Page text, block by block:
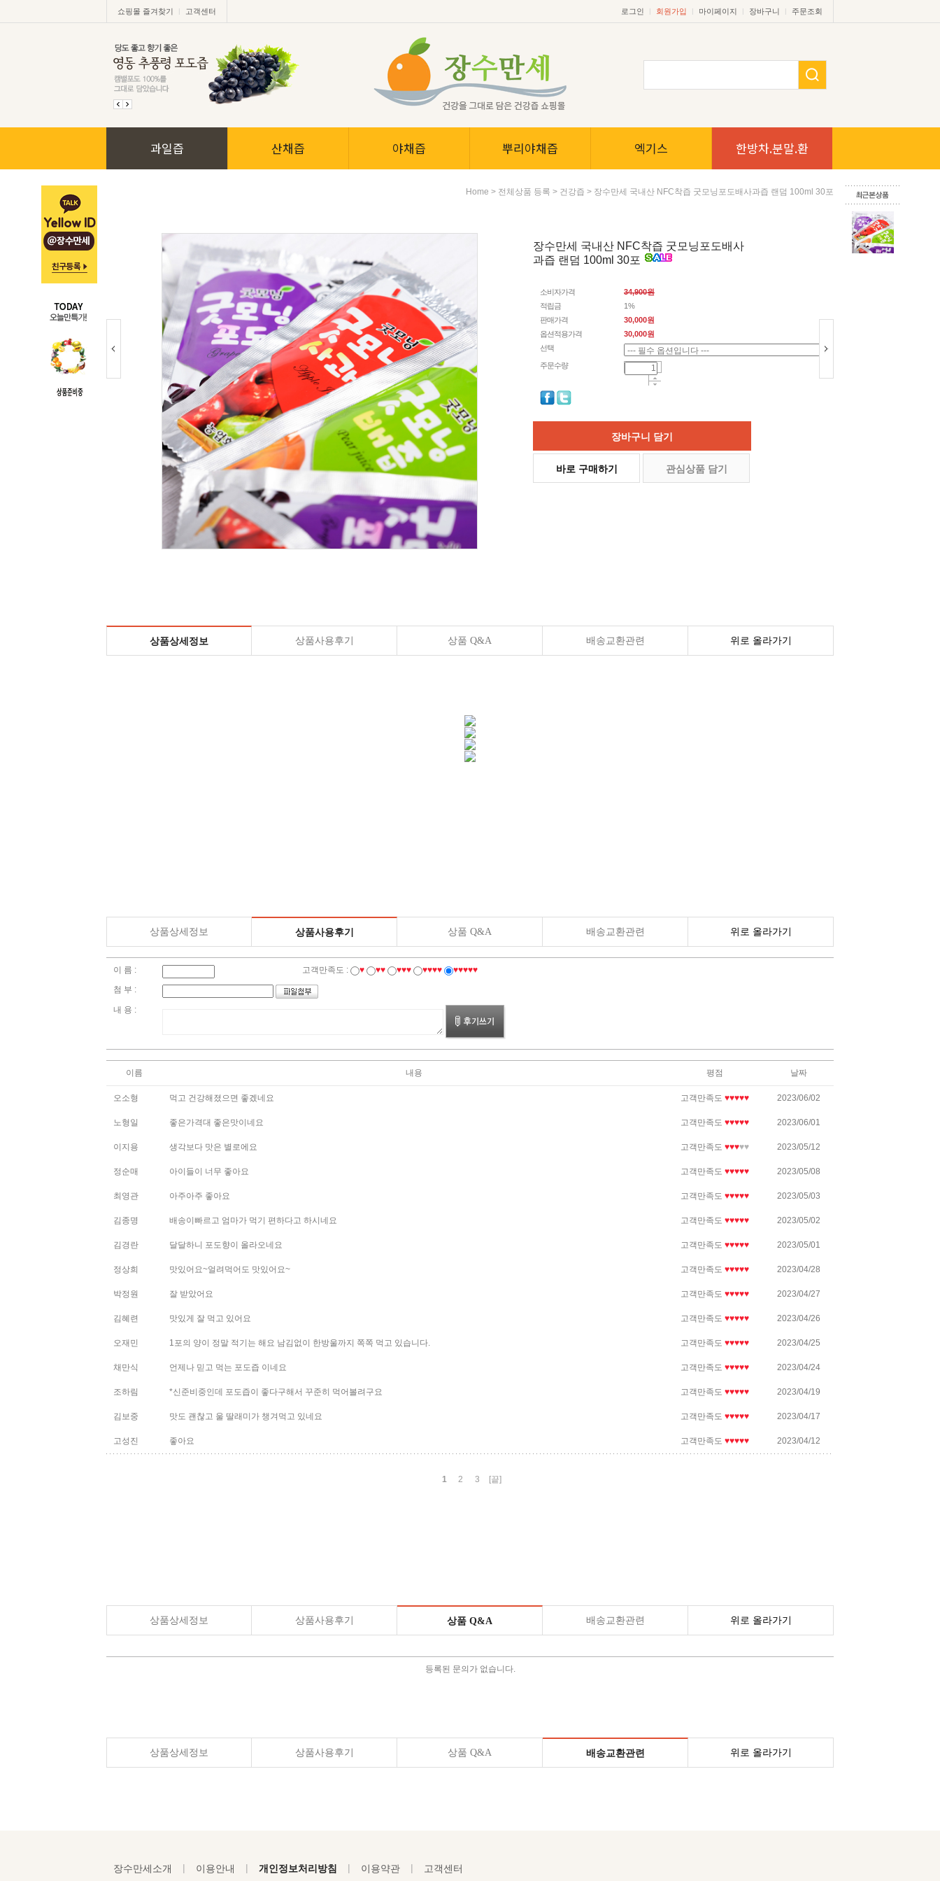
쇼핑몰 즐겨찾기 | 고객센터 로그인 | 회원가입 | 마이페이지 | 장바구니 | 주문조회
과일즙 산채즙 야채즙 뿌리야채즙 엑기스 한방차.분말.환
Home > 전체상품 등록 > 건강즙 > 장수만세 국내산 NFC착즙 굿모닝포도배사과즙 랜덤 100ml 30포
장수만세 국내산 NFC착즙 굿모닝포도배사
과즙 랜덤 100ml 30포
소비자가격
34,900원
적립금
1%
판매가격
30,000원
옵션적용가격
30,000원
선택
주문수량
장바구니 담기
바로 구매하기 관심상품 담기
상품상세정보 상품사용후기 상품 Q&A 배송교환관련 위로 올라가기
상품상세정보 상품사용후기 상품 Q&A 배송교환관련 위로 올라가기
이 름 : 고객만족도 : ♥ ♥♥ ♥♥♥ ♥♥♥♥
♥♥♥♥♥
첨 부 :
내 용 :
이름 내용 평점 날짜
오소형 먹고 건강해졌으면 좋겠네요 고객만족도 ♥♥♥♥♥ 2023/06/02
노형일 좋은가격대 좋은맛이네요 고객만족도 ♥♥♥♥♥ 2023/06/01
이지용 생각보다 맛은 별로에요 고객만족도 ♥♥♥♥♥ 2023/05/12
정순매 아이들이 너무 좋아요 고객만족도 ♥♥♥♥♥ 2023/05/08
최영관 아주아주 좋아요 고객만족도 ♥♥♥♥♥ 2023/05/03
김종명 배송이빠르고 엄마가 먹기 편하다고 하시네요 고객만족도 ♥♥♥♥♥ 2023/05/02
김경란 달달하니 포도향이 올라오네요 고객만족도 ♥♥♥♥♥ 2023/05/01
정상희 맛있어요~얼려먹어도 맛있어요~ 고객만족도 ♥♥♥♥♥ 2023/04/28
박정원 잘 받았어요 고객만족도 ♥♥♥♥♥ 2023/04/27
김혜련 맛있게 잘 먹고 있어요 고객만족도 ♥♥♥♥♥ 2023/04/26
오재민 1포의 양이 정말 적기는 해요 남김없이 한방울까지 쪽쪽 먹고 있습니다. 고객만족도 ♥♥♥♥♥ 2023/04/25
채만식 언제나 믿고 먹는 포도즙 이네요 고객만족도 ♥♥♥♥♥ 2023/04/24
조하림 *신준비중인데 포도즙이 좋다구해서 꾸준히 먹어볼려구요 고객만족도 ♥♥♥♥♥ 2023/04/19
김보중 맛도 괜찮고 울 딸래미가 챙겨먹고 있네요 고객만족도 ♥♥♥♥♥ 2023/04/17
고성진 좋아요 고객만족도 ♥♥♥♥♥ 2023/04/12
1 2 3 [끝]
상품상세정보 상품사용후기 상품 Q&A 배송교환관련 위로 올라가기
등록된 문의가 없습니다.
상품상세정보 상품사용후기 상품 Q&A 배송교환관련 위로 올라가기
장수만세소개 | 이용안내 | 개인정보처리방침 | 이용약관 | 고객센터